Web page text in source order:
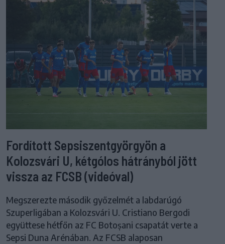
Fordított Sepsiszentgyörgyön a
Kolozsvári U, kétgólos hátrányból jött
vissza az FCSB (videóval)
Megszerezte második győzelmét a labdarúgó
Szuperligában a Kolozsvári U. Cristiano Bergodi
együttese hétfőn az FC Botoșani csapatát verte a
Sepsi Duna Arénában. Az FCSB alaposan